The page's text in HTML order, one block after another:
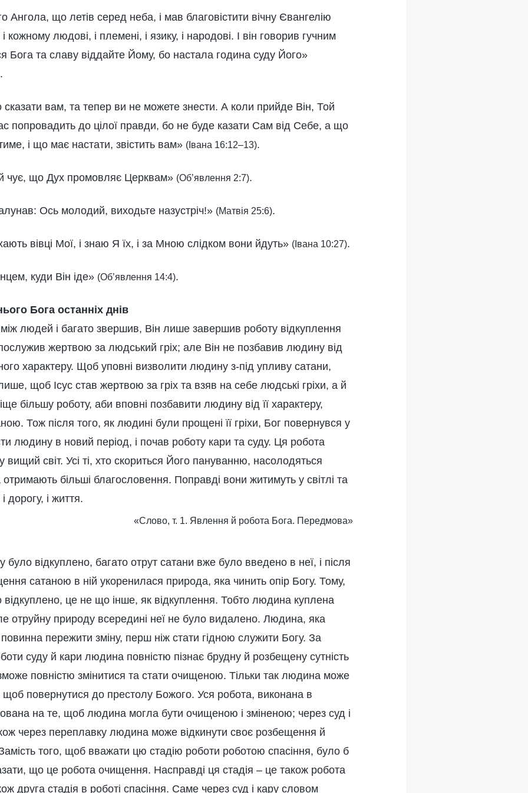
Ангола, що летів серед неба, і мав благовістити вічну Євангелію
кожному людові, і племені, і язику, і народові. І він говорив гучним
Бога та славу віддайте Йому, бо настала година суду Його»
.
вам, та тепер ви не можете знести. А коли прийде Він, Той
попровадить до цілої правди, бо не буде казати Сам від Себе, а що
і що має настати, звістить вам» (Івана 16:12–13).
чує, що Дух промовляє Церквам» (Об’явлення 2:7).
Ось молодий, виходьте назустріч!» (Матвія 25:6).
вівці Мої, і знаю Я їх, і за Мною слідком вони йдуть» (Івана 10:27).
куди Він іде» (Об’явлення 14:4).
Бога останніх днів
людей і багато звершив, Він лише завершив роботу відкуплення
жертвою за людський гріх; але Він не позбавив людину від
характеру. Щоб уповні визволити людину з-під упливу сатани,
щоб Ісус став жертвою за гріх та взяв на себе людські гріхи, а й
більшу роботу, аби вповні позбавити людину від її характеру,
Тож після того, як людині були прощені її гріхи, Бог повернувся у
людину в новий період, і почав роботу кари та суду. Ця робота
світ. Усі ті, хто скориться Його пануванню, насолодяться
більші благословення. Поправді вони житимуть у світлі та
дорогу, і життя.
«Слово, т. 1. Явлення й робота Бога. Передмова»
відкуплено, багато отрут сатани вже було введено в неї, і після
сатаною в ній укоренилася природа, яка чинить опір Богу. Тому,
це не що інше, як відкуплення. Тобто людина куплена
отруйну природу всередині неї не було видалено. Людина, яка
пережити зміну, перш ніж стати гідною служити Богу. За
суду й кари людина повністю пізнає брудну й розбещену сутність
повністю змінитися та стати очищеною. Тільки так людина може
щоб повернутися до престолу Божого. Уся робота, виконана в
на те, щоб людина могла бути очищеною і зміненою; через суд і
через переплавку людина може відкинути своє розбещення й
того, щоб вважати цю стадію роботи роботою спасіння, було б
що це робота очищення. Насправді ця стадія – це також робота
друга стадія в роботі спасіння. Саме через суд і кару словом